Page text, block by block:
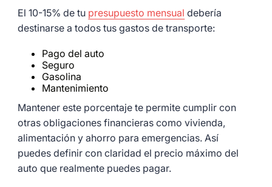
El 10-15% de tu presupuesto mensual debería
destinarse a todos tus gastos de transporte:
Pago del auto
Seguro
Gasolina
Mantenimiento
Mantener este porcentaje te permite cumplir con
otras obligaciones financieras como vivienda,
alimentación y ahorro para emergencias. Así
puedes definir con claridad el precio máximo del
auto que realmente puedes pagar.